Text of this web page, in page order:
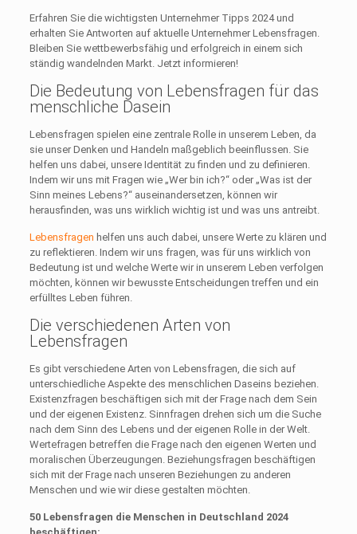
Erfahren Sie die wichtigsten Unternehmer Tipps 2024 und
erhalten Sie Antworten auf aktuelle Unternehmer Lebensfragen.
Bleiben Sie wettbewerbsfähig und erfolgreich in einem sich
ständig wandelnden Markt. Jetzt informieren!
Die Bedeutung von Lebensfragen für das
menschliche Dasein
Lebensfragen spielen eine zentrale Rolle in unserem Leben, da
sie unser Denken und Handeln maßgeblich beeinflussen. Sie
helfen uns dabei, unsere Identität zu finden und zu definieren.
Indem wir uns mit Fragen wie „Wer bin ich?“ oder „Was ist der
Sinn meines Lebens?“ auseinandersetzen, können wir
herausfinden, was uns wirklich wichtig ist und was uns antreibt.
Lebensfragen helfen uns auch dabei, unsere Werte zu klären und
zu reflektieren. Indem wir uns fragen, was für uns wirklich von
Bedeutung ist und welche Werte wir in unserem Leben verfolgen
möchten, können wir bewusste Entscheidungen treffen und ein
erfülltes Leben führen.
Die verschiedenen Arten von
Lebensfragen
Es gibt verschiedene Arten von Lebensfragen, die sich auf
unterschiedliche Aspekte des menschlichen Daseins beziehen.
Existenzfragen beschäftigen sich mit der Frage nach dem Sein
und der eigenen Existenz. Sinnfragen drehen sich um die Suche
nach dem Sinn des Lebens und der eigenen Rolle in der Welt.
Wertefragen betreffen die Frage nach den eigenen Werten und
moralischen Überzeugungen. Beziehungsfragen beschäftigen
sich mit der Frage nach unseren Beziehungen zu anderen
Menschen und wie wir diese gestalten möchten.
50 Lebensfragen die Menschen in Deutschland 2024